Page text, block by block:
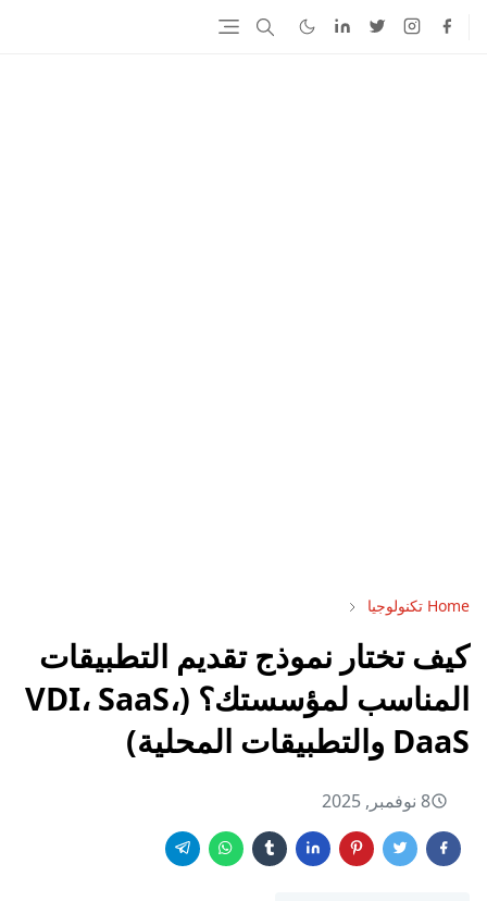
Home تكنولوجيا
كيف تختار نموذج تقديم التطبيقات
المناسب لمؤسستك؟ (VDI، SaaS،
DaaS والتطبيقات المحلية)
8 نوفمبر, 2025